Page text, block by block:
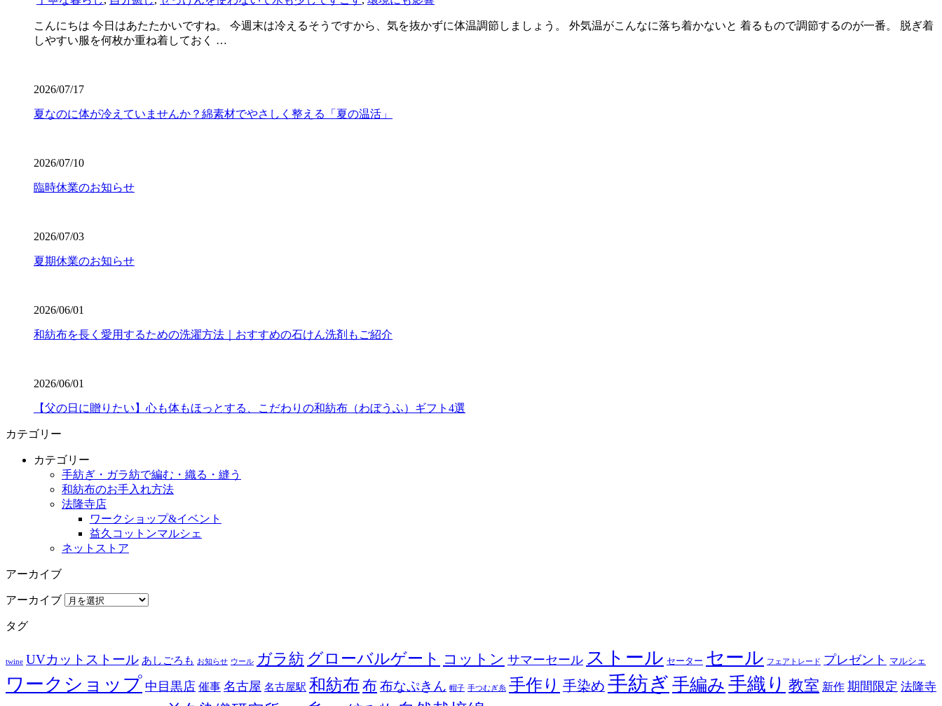
こんにちは 今日はあたたかいですね。 今週末は冷えるそうですから、気を抜かずに体温調節しましょう。 外気温がこんなに落ち着かないと 着るもので調節するのが一番。 脱ぎ着
しやすい服を何枚か重ね着しておく …
2026/07/17
夏なのに体が冷えていませんか？綿素材でやさしく整える「夏の温活」
2026/07/10
臨時休業のお知らせ
2026/07/03
夏期休業のお知らせ
2026/06/01
和紡布を長く愛用するための洗濯方法｜おすすめの石けん洗剤もご紹介
2026/06/01
【父の日に贈りたい】心も体もほっとする、こだわりの和紡布（わぼうふ）ギフト4選
カテゴリー
カテゴリー
手紡ぎ・ガラ紡で編む・織る・縫う
和紡布のお手入れ方法
法隆寺店
ワークショップ&イベント
益久コットンマルシェ
ネットストア
アーカイブ
アーカイブ
タグ
twine UVカットストール あしごろも お知らせ ウール ガラ紡 グローバルゲート コットン サマーセール ストール セーター セール フェアトレード プレゼント マルシェ
ワークショップ 中目黒店 催事 名古屋 名古屋駅 和紡布 布布なぷきん 帽子 手つむぎ糸 手作り 手染め 手紡ぎ 手編み 手織り 教室 新作 期間限定 法隆寺